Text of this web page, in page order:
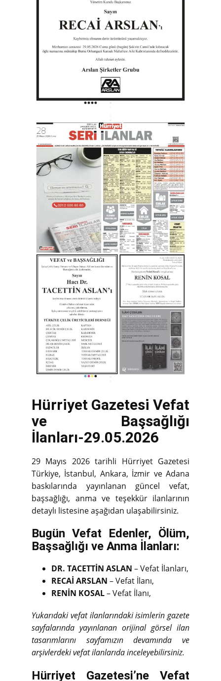
Hürriyet Gazetesi Vefat
ve Başsağlığı
İlanları-29.05.2026
29 Mayıs 2026 tarihli Hürriyet Gazetesi
Türkiye, İstanbul, Ankara, İzmir ve Adana
baskılarında yayınlanan güncel vefat,
başsağlığı, anma ve teşekkür ilanlarının
detaylı listesine aşağıdan ulaşabilirsiniz.
Bugün Vefat Edenler, Ölüm,
Başsağlığı ve Anma İlanları:
DR. TACETTİN ASLAN – Vefat İlanları,
RECAİ ARSLAN – Vefat İlanı,
RENİN KOSAL– Vefat İlanı,
Yukarıdaki vefat ilanlarındaki isimlerin gazete
sayfalarında yayınlanan orijinal görsel ilan
tasarımlarını sayfamızın devamında ve
arşivlerdeki vefat ilanlarıda inceleyebilirsiniz.
Hürriyet Gazetesi’ne Vefat